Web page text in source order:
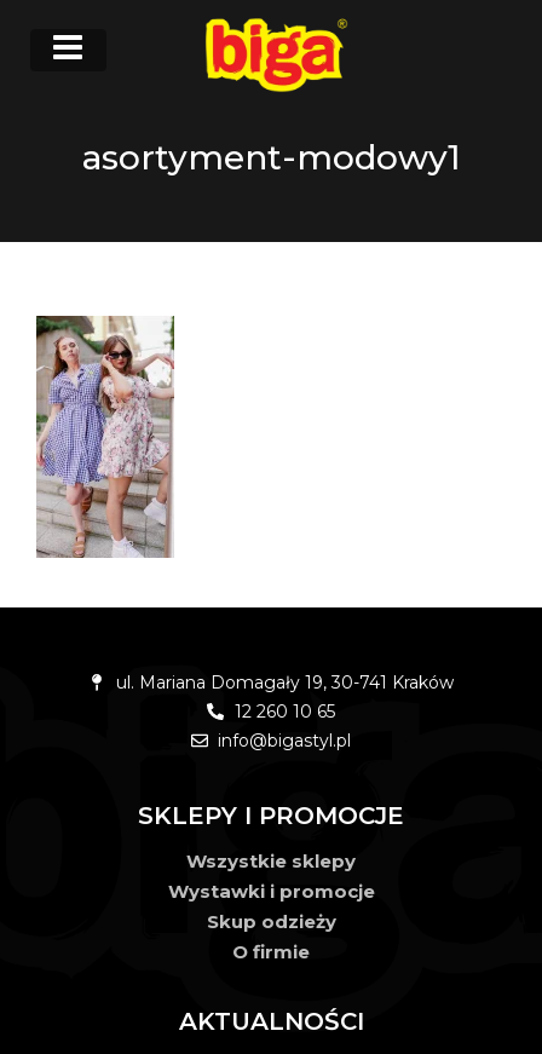
asortyment-modowy1
ul. Mariana Domagały 19, 30-741 Kraków
12 260 10 65
info@bigastyl.pl
SKLEPY I PROMOCJE
Wszystkie sklepy
Wystawki i promocje
Skup odzieży
O firmie
AKTUALNOŚCI